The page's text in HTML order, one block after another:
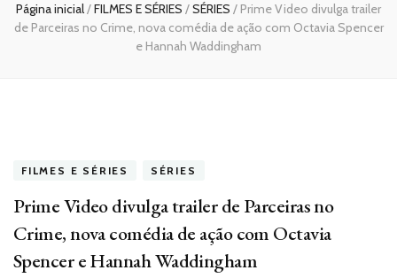
Página inicial/FILMES E SÉRIES /SÉRIES / Prime Video divulga trailer
de Parceiras no Crime, nova comédia de ação com Octavia Spencer
e Hannah Waddingham
FILMES E SÉRIES SÉRIES
Prime Video divulga trailer de Parceiras no
Crime, nova comédia de ação com Octavia
Spencer e Hannah Waddingham